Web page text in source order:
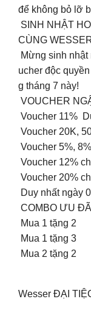
để không bỏ lỡ
SINH NHẬT
CÙNG
Mừng sinh
ucher độc
g tháng 7 này!
VOUCHER
Voucher 11%
Voucher 20K,
️ Voucher 5%, 8%
Voucher 12%
Voucher 20%
Duy nhất ngày
COMBO ƯU
Mua 1 tặng 2
Mua 1 tặng 3
Mua 2 tặng 2
Wesser ĐẠI